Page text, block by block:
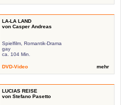
LA-LA LAND
von Casper Andreas
Spielfilm, Romantik-Drama
gay
ca. 104 Min.
DVD-Video mehr
LUCIAS REISE
von Stefano Pasetto